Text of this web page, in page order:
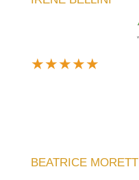
★★★★★
BEATRICE MORETTI